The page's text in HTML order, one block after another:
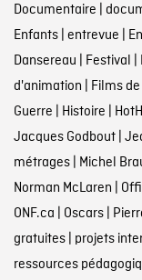
Documentaire |
Enfants| entrevue |
Dansereau | Festival |
d'animation | Films de
Guerre | Histoire |
Jacques Godbout|
métrages| Michel
Norman McLaren |
ONF.ca | Oscars|
gratuites| projets
ressources